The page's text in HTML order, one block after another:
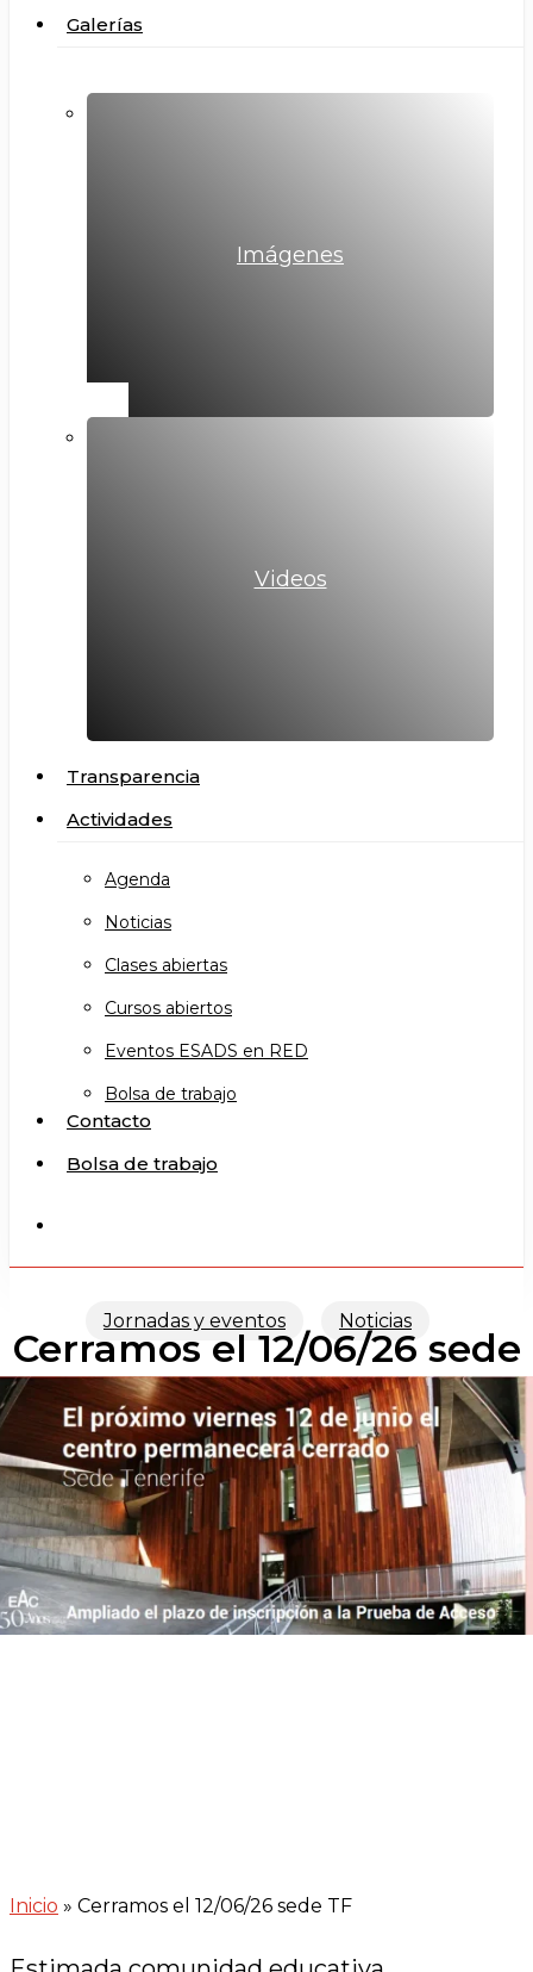
Galerías
Imágenes
Videos
Transparencia
Actividades
Agenda
Noticias
Clases abiertas
Cursos abiertos
Eventos ESADS en RED
Bolsa de trabajo
Contacto
Bolsa de trabajo
Jornadas y eventos Noticias
Cerramos el 12/06/26 sede
TF
Inicio » Cerramos el 12/06/26 sede TF